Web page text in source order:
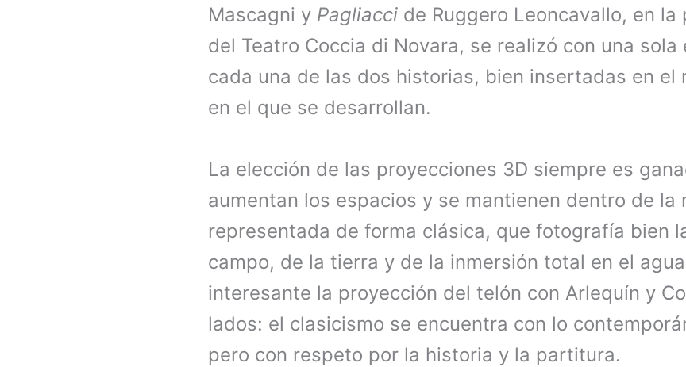
Mascagni y Pagliacci de Ruggero Leoncavallo, en la
del Teatro Coccia di Novara, se realizó con una
cada una de las dos historias, bien insertadas en el
en el que se desarrollan.
La elección de las proyecciones 3D siempre es
aumentan los espacios y se mantienen dentro de la
representada de forma clásica, que fotografía bien
campo, de la tierra y de la inmersión total en el
interesante la proyección del telón con Arlequín y
lados: el clasicismo se encuentra con lo
pero con respeto por la historia y la partitura.